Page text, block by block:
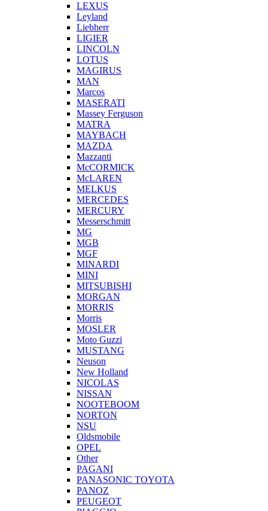
LEXUS
Leyland
Liebherr
LIGIER
LINCOLN
LOTUS
MAGIRUS
MAN
Marcos
MASERATI
Massey Ferguson
MATRA
MAYBACH
MAZDA
Mazzanti
McCORMICK
McLAREN
MELKUS
MERCEDES
MERCURY
Messerschmitt
MG
MGB
MGF
MINARDI
MINI
MITSUBISHI
MORGAN
MORRIS
Morris
MOSLER
Moto Guzzi
MUSTANG
Neuson
New Holland
NICOLAS
NISSAN
NOOTEBOOM
NORTON
NSU
Oldsmobile
OPEL
Other
PAGANI
PANASONIC TOYOTA
PANOZ
PEUGEOT